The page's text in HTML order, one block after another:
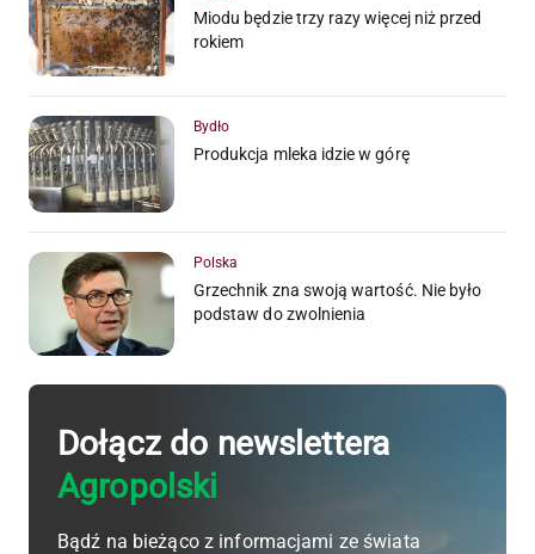
Miodu będzie trzy razy więcej niż przed
rokiem
Bydło
Produkcja mleka idzie w górę
Polska
Grzechnik zna swoją wartość. Nie było
podstaw do zwolnienia
Dołącz do newslettera
Agropolski
Bądź na bieżąco z informacjami ze świata